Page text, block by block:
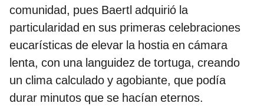
comunidad, pues Baertl adquirió la
particularidad en sus primeras celebraciones
eucarísticas de elevar la hostia en cámara
lenta, con una languidez de tortuga, creando
un clima calculado y agobiante, que podía
durar minutos que se hacían eternos.